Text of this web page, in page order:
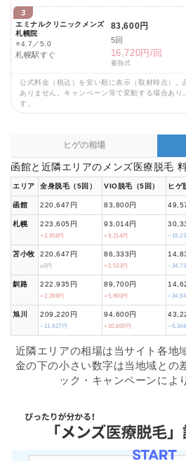
3
エミナルクリニックメンズ
札幌院
⭐4.7／5.0
札幌駅すぐ
83,600円
5回
16,720円/回
蓄熱式
公式料金（税込）を安い順に表示（取材時点）。
ありません。キャンペーン等で変動する場合あり
す。
ヒゲの相場
函館と近隣エリアのメンズ医療脱毛
エリア 全身脱毛（5回） VIO脱毛（5回） ヒゲ
函館 220,647円 83,800円
札幌 223,605円
+2,958円
93,014円
+9,214円
苫小牧 220,647円
±0円
86,333円
+2,533円
釧路 222,935円
+2,288円
89,700円
+5,900円
旭川 209,220円
−11,427円
94,600円
+10,800円 −6,348
近隣エリアの相場は当サイト各地
金の下の小さい数字は当地域との
ック・キャンペーンによ